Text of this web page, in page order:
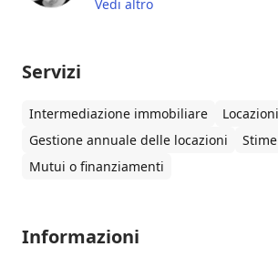
Vedi altro
Servizi
Intermediazione immobiliare
Gestione annuale delle locazioni
Stime
Mutui o finanziamenti
Informazioni